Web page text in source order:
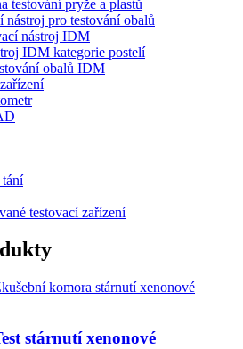
testování pryže a plastů
pro testování obalů
nástroj IDM
IDM kategorie postelí
obalů IDM
tání
testovací zařízení
stárnutí xenonové